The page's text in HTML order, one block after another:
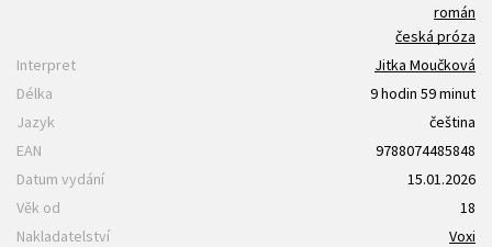
román
česká próza
Interpret
Jitka Moučková
Délka
9 hodin 59 minut
Jazyk
čeština
EAN
9788074485848
Datum vydání
15.01.2026
Věk od
18
Nakladatelství
Voxi